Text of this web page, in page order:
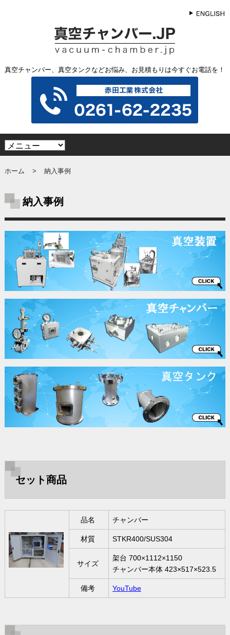
真空チャンバー、真空タンクなどお悩み、お見積もりは今すぐお電話を！
ホーム 納入事例
納入事例
セット商品
品名 チャンバー
材質 STKR400/SUS304
サイズ
架台 700×1112×1150
チャンバー本体 423×517×523.5
備考 YouTube